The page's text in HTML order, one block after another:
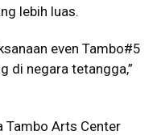
lebih luas.
even Tambo#5
di negara tetangga,”
Tambo Arts Center